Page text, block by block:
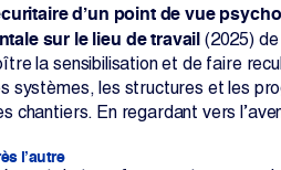
d’un point de vue
sur le lieu de travail (2025)
la sensibilisation et de faire
systèmes, les structures et les
chantiers. En regardant vers
l’autre